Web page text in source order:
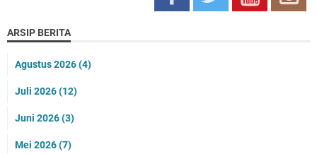
ARSIP BERITA
Agustus 2026(4)
Juli 2026(12)
Juni 2026(3)
Mei 2026(7)